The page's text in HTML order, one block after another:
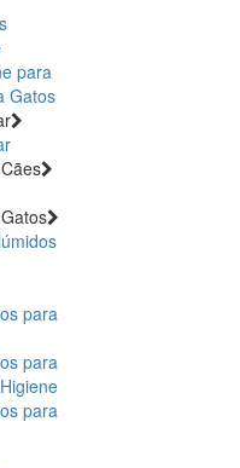
para
Gatos
para
para
para